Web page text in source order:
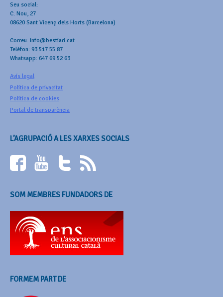
Seu social:
C. Nou, 27
08620 Sant Vicenç dels Horts (Barcelona)
Correu: info@bestiari.cat
Telèfon: 93 517 55 87
Whatsapp: 647 69 52 63
Avís legal
Política de privacitat
Política de cookies
Portal de transparència
L’AGRUPACIÓ A LES XARXES SOCIALS
SOM MEMBRES FUNDADORS DE
FORMEM PART DE